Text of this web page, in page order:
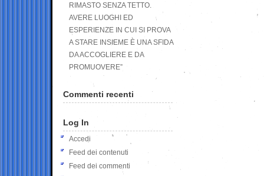
RIMASTO SENZA TETTO.
AVERE LUOGHI ED
ESPERIENZE IN CUI SI PROVA
A STARE INSIEME È UNA SFIDA
DA ACCOGLIERE E DA
PROMUOVERE”
Commenti recenti
Log In
Accedi
Feed dei contenuti
Feed dei commenti